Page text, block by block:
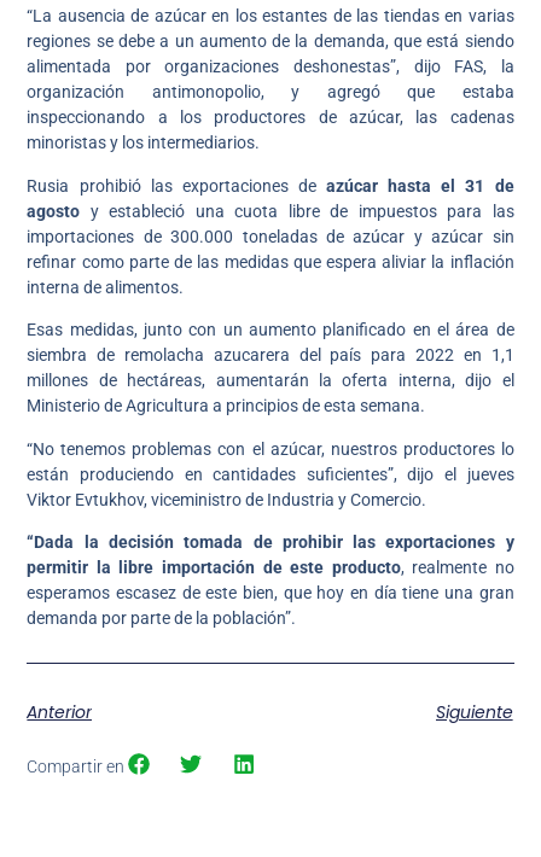
“La ausencia de azúcar en los estantes de las tiendas en varias
regiones se debe a un aumento de la demanda, que está siendo
alimentada por organizaciones deshonestas”, dijo FAS, la
organización antimonopolio, y agregó que estaba
inspeccionando a los productores de azúcar, las cadenas
minoristas y los intermediarios.
Rusia prohibió las exportaciones deazúcar hasta el 31 de
agosto y estableció una cuota libre de impuestos para las
importaciones de 300.000 toneladas de azúcar y azúcar sin
refinar como parte de las medidas que espera aliviar la inflación
interna de alimentos.
Esas medidas, junto con un aumento planificado en el área de
siembra de remolacha azucarera del país para 2022 en 1,1
millones de hectáreas, aumentarán la oferta interna, dijo el
Ministerio de Agricultura a principios de esta semana.
“No tenemos problemas con el azúcar, nuestros productores lo
están produciendo en cantidades suficientes”, dijo el jueves
Viktor Evtukhov, viceministro de Industria y Comercio.
“Dada la decisión tomada de prohibir las exportaciones y
permitir la libre importación de este producto, realmente no
esperamos escasez de este bien, que hoy en día tiene una gran
demanda por parte de la población”.
Anterior Siguiente
Compartir en